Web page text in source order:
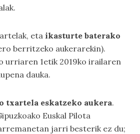
eta ikasturte baterako
berritzeko aukerarekin).
urriaren 1etik 2019ko irailaren
dauka.
txartela eskatzeko aukera.
Euskal Pilota
jarri besterik ez du;